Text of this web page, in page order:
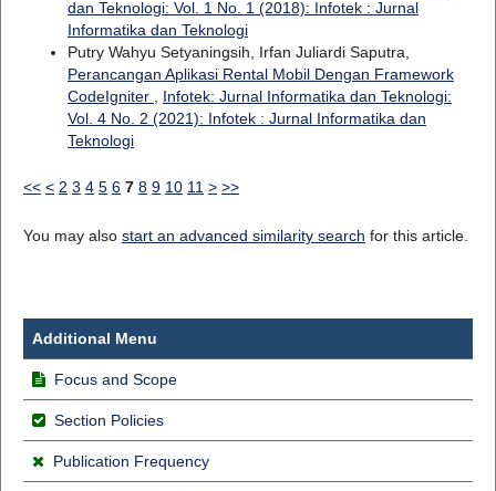
dan Teknologi: Vol. 1 No. 1 (2018): Infotek : Jurnal
Informatika dan Teknologi
Putry Wahyu Setyaningsih, Irfan Juliardi Saputra,
Perancangan Aplikasi Rental Mobil Dengan Framework
CodeIgniter
Infotek: Jurnal Informatika dan Teknologi:
Vol. 4 No. 2 (2021): Infotek : Jurnal Informatika dan
Teknologi
<< < 2 3 4 5 6 7 8 9 10 11 > >>
You may also start an advanced similarity search for this article.
Additional Menu
Focus and Scope
Section Policies
Publication Frequency